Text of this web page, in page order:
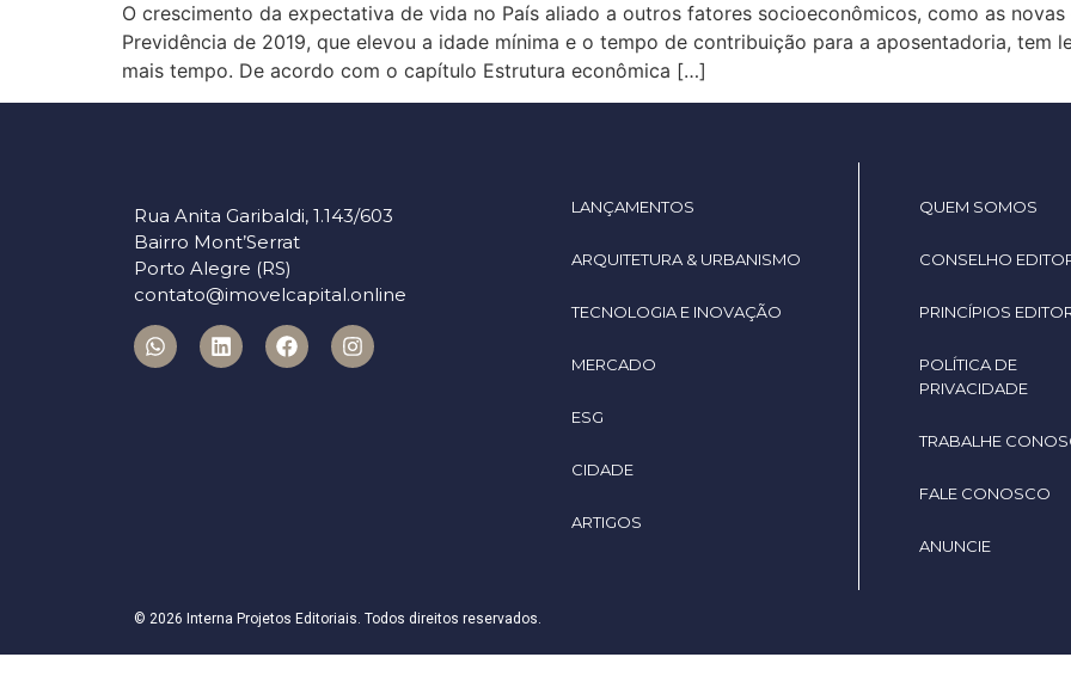
O crescimento da expectativa de vida no País aliado a outros fatores socioeconômicos, como as
Previdência de 2019, que elevou a idade mínima e o tempo de contribuição para a aposentadoria, tem
mais tempo. De acordo com o capítulo Estrutura econômica […]
Rua Anita Garibaldi, 1.143/603
Bairro Mont’Serrat
Porto Alegre (RS)
contato@imovelcapital.online
LANÇAMENTOS
ARQUITETURA & URBANISMO
TECNOLOGIA E INOVAÇÃO
MERCADO
ESG
CIDADE
ARTIGOS
QUEM SOMOS
CONSELHO
PRINCÍPIOS
POLÍTICA DE
PRIVACIDADE
TRABALHE
FALE CONOSCO
ANUNCIE
© 2026 Interna Projetos Editoriais. Todos direitos reservados.